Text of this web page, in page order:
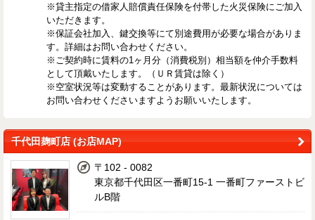
※貸主指定の借家人賠償責任保険を付帯した火災保険にご加入
いただきます。
※保証会社加入、鍵交換等にて別途費用が必要な場合がありま
す。詳細はお問い合わせください。
※ご契約時に賃料の1ヶ月分（消費税別）相当額を仲介手数料
として頂戴いたします。（ＵＲ賃貸は除く）
※空室状況等は変動することがあります。最新状況については
お問い合わせくださいますようお願いいたします。
千代田麹町店 (お店MAP)
〒102 - 0082
東京都千代田区一番町15-1 一番町ファーストビ
ルB階